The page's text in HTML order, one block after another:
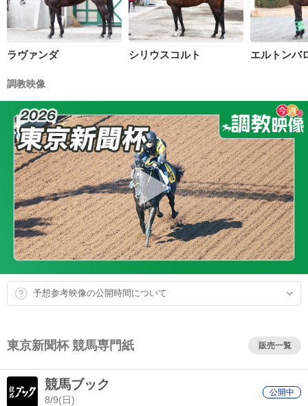
ラヴァンダ シリウスコルト エルトンバ
調教映像
予想参考映像の公開時間について
東京新聞杯 競馬専門紙 販売一覧
競馬ブック
8/9(日)
公開中